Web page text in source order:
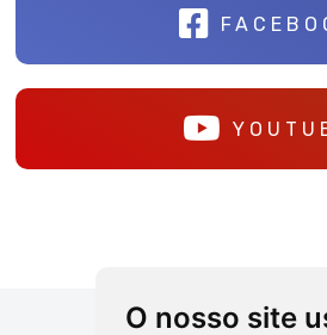
O nosso site